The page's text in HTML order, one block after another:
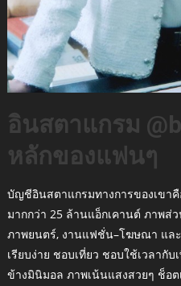
อินสตาแกรม
หลักของแฟนๆ
บัญชีอินสตาแกรมทางการของเขา
มากกว่า 25 ล้านแอ็กเคานต์ ภาพส่
ภาพยนตร์, งานแฟชั่น–โฆษณา แล
เรียบง่าย ชอบเที่ยว ชอบใช้เวลากั
ข้างมินิมอล ภาพเน้นแสงสวยๆ ช็อ